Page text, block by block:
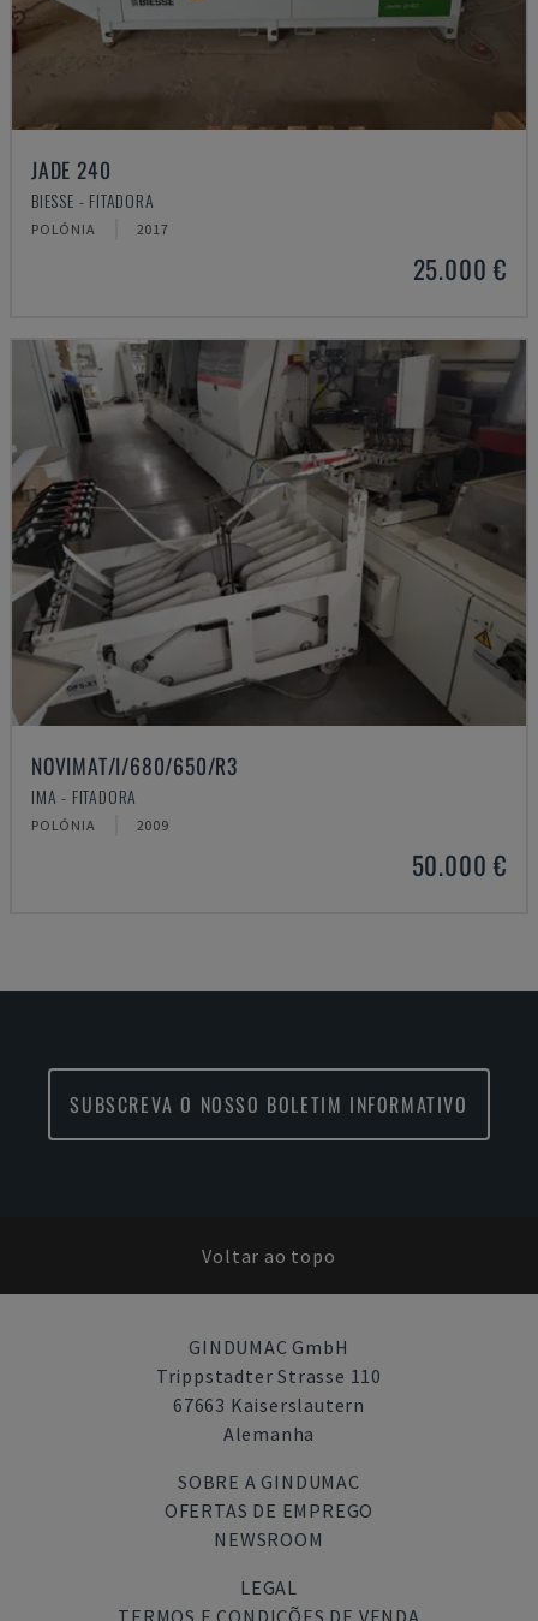
JADE 240
BIESSE - FITADORA
POLÓNIA 2017
25.000 €
NOVIMAT/I/680/650/R3
IMA - FITADORA
POLÓNIA 2009
50.000 €
SUBSCREVA O NOSSO BOLETIM INFORMATIVO
Voltar ao topo
GINDUMAC GmbH
Trippstadter Strasse 110
67663 Kaiserslautern
Alemanha
SOBRE A GINDUMAC
OFERTAS DE EMPREGO
NEWSROOM
LEGAL
TERMOS E CONDIÇÕES DE VENDA